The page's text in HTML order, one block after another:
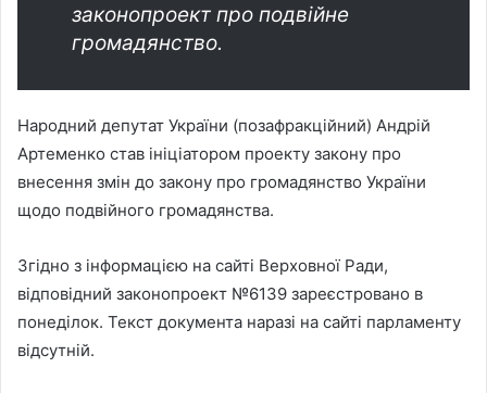
законопроект про подвійне
громадянство.
Народний депутат України (позафракційний) Андрій
Артеменко став ініціатором проекту закону про
внесення змін до закону про громадянство України
щодо подвійного громадянства.
Згідно з інформацією на сайті Верховної Ради,
відповідний законопроект №6139 зареєстровано в
понеділок. Текст документа наразі на сайті парламенту
відсутній.